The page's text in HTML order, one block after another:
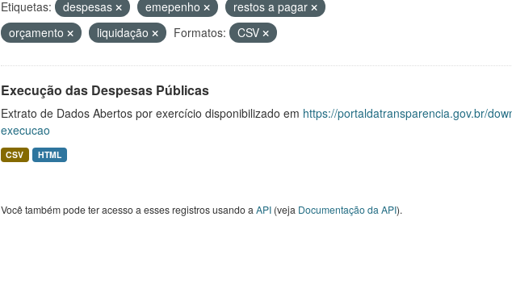
Etiquetas: despesas emepenho
restos a pagar
orçamento
liquidação Formatos: CSV
Execução das Despesas Públicas
Extrato de Dados Abertos por exercício disponibilizado em https://portaldatransparencia.gov.br/
execucao
CSV HTML
Você também pode ter acesso a esses registros usando a API(veja Documentação da API).